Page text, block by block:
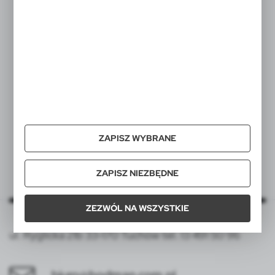
ZAPISZ WYBRANE
ZAPISZ NIEZBĘDNE
ZEZWÓL NA WSZYSTKIE
*Rozmiar naklejki nie może być mniejszy niż Chip NFC.
ul. Ryglicka 21b 33-170 Tuchów tel. 13 491 50 96